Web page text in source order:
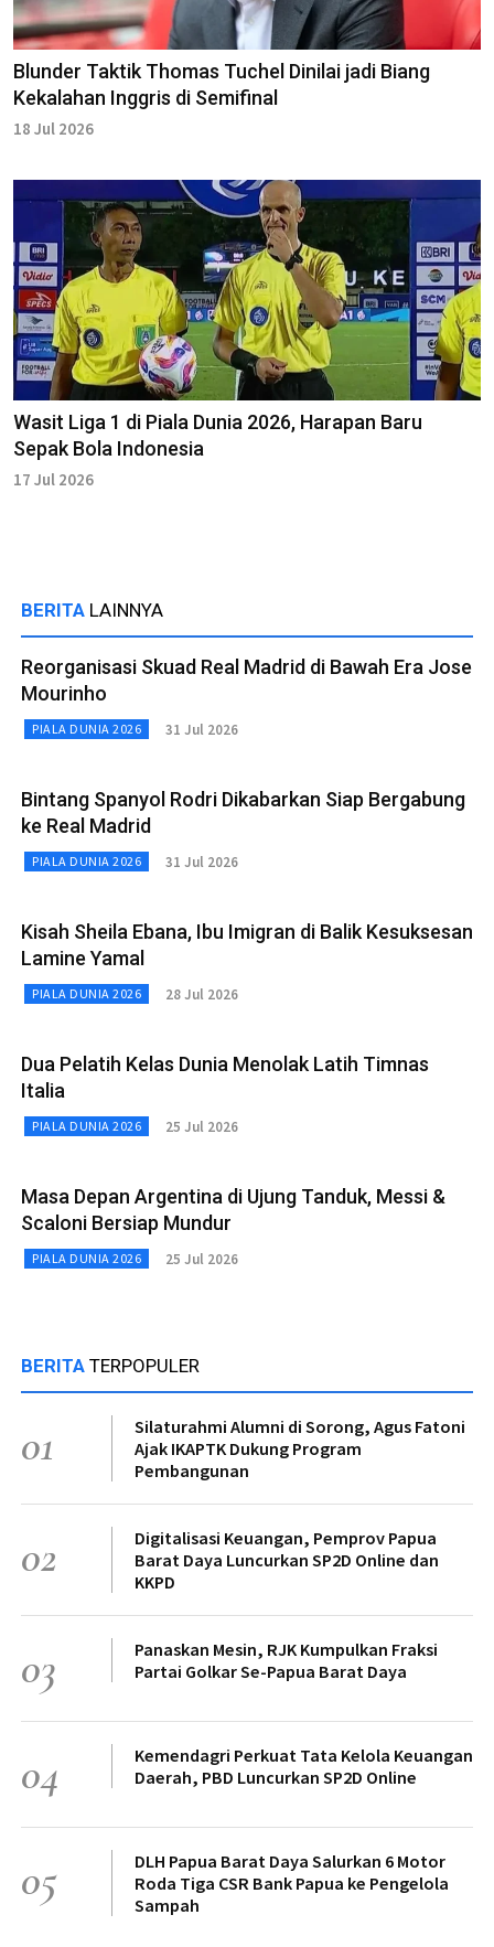
Blunder Taktik Thomas Tuchel Dinilai jadi Biang
Kekalahan Inggris di Semifinal
18 Jul 2026
Wasit Liga 1 di Piala Dunia 2026, Harapan Baru
Sepak Bola Indonesia
17 Jul 2026
BERITA LAINNYA
Reorganisasi Skuad Real Madrid di Bawah Era Jose
Mourinho
PIALA DUNIA 2026 31 Jul 2026
Bintang Spanyol Rodri Dikabarkan Siap Bergabung
ke Real Madrid
PIALA DUNIA 2026 31 Jul 2026
Kisah Sheila Ebana, Ibu Imigran di Balik Kesuksesan
Lamine Yamal
PIALA DUNIA 2026 28 Jul 2026
Dua Pelatih Kelas Dunia Menolak Latih Timnas
Italia
PIALA DUNIA 2026 25 Jul 2026
Masa Depan Argentina di Ujung Tanduk, Messi &
Scaloni Bersiap Mundur
PIALA DUNIA 2026 25 Jul 2026
BERITA TERPOPULER
01
Silaturahmi Alumni di Sorong, Agus Fatoni
Ajak IKAPTK Dukung Program
Pembangunan
02
Digitalisasi Keuangan, Pemprov Papua
Barat Daya Luncurkan SP2D Online dan
KKPD
03
Panaskan Mesin, RJK Kumpulkan Fraksi
Partai Golkar Se-Papua Barat Daya
04
Kemendagri Perkuat Tata Kelola Keuangan
Daerah, PBD Luncurkan SP2D Online
05
DLH Papua Barat Daya Salurkan 6 Motor
Roda Tiga CSR Bank Papua ke Pengelola
Sampah